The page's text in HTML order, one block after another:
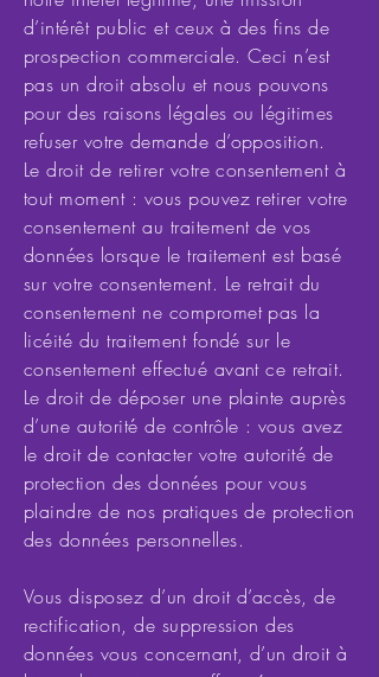
d’intérêt public et ceux à des fins de
prospection commerciale. Ceci n’est
pas un droit absolu et nous pouvons
pour des raisons légales ou légitimes
refuser votre demande d’opposition.
Le droit de retirer votre consentement à
tout moment : vous pouvez retirer votre
consentement au traitement de vos
données lorsque le traitement est basé
sur votre consentement. Le retrait du
consentement ne compromet pas la
licéité du traitement fondé sur le
consentement effectué avant ce retrait.
Le droit de déposer une plainte auprès
d’une autorité de contrôle : vous avez
le droit de contacter votre autorité de
protection des données pour vous
plaindre de nos pratiques de protection
des données personnelles.
Vous disposez d’un droit d’accès, de
rectification, de suppression des
données vous concernant, d’un droit à